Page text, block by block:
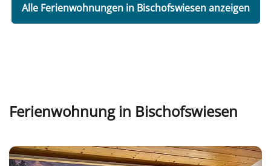
Alle Ferienwohnungen in Bischofswiesen anzeigen
Ferienwohnung in Bischofswiesen